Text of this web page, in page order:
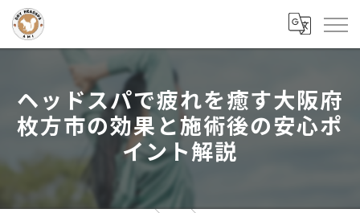
ヘッドスパで疲れを癒す大阪府
枚方市の効果と施術後の安心ポ
イント解説